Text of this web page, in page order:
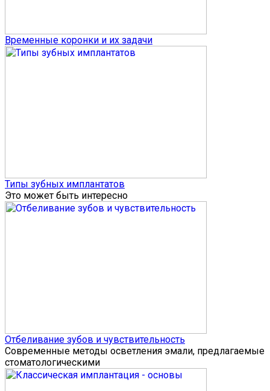
Временные коронки и их задачи
Типы зубных имплантатов
Это может быть интересно
Отбеливание зубов и чувствительность
Современные методы осветления эмали, предлагаемые
стоматологическими